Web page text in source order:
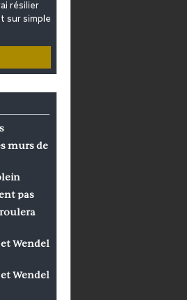
résilier
sur simple
murs de
pas
Wendel
Wendel